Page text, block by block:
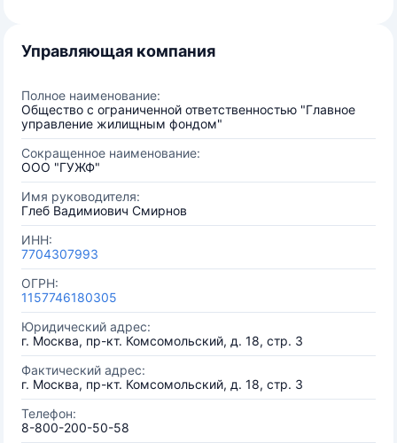
Управляющая компания
Полное наименование:
Общество с ограниченной ответственностью "Главное
управление жилищным фондом"
Сокращенное наименование:
ООО "ГУЖФ"
Имя руководителя:
Глеб Вадимиович Смирнов
ИНН:
7704307993
ОГРН:
1157746180305
Юридический адрес:
г. Москва, пр-кт. Комсомольский, д. 18, стр. 3
Фактический адрес:
г. Москва, пр-кт. Комсомольский, д. 18, стр. 3
Телефон:
8-800-200-50-58